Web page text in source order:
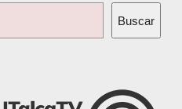
Buscar